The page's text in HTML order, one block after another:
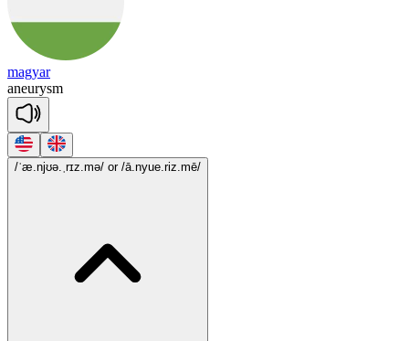
magyar
aneurysm
/ˈæ.njʊə.ˌrɪz.mə/ or /ā.nyue.riz.mē/